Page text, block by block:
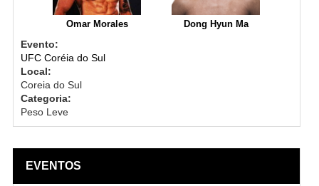
Omar Morales Dong Hyun Ma
Evento:
UFC Coréia do Sul
Local:
Coreia do Sul
Categoria:
Peso Leve
EVENTOS